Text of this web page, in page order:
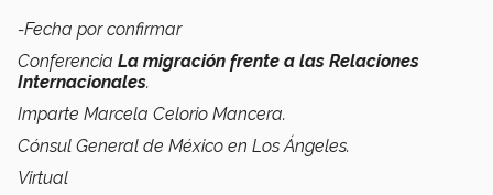
-Fecha por confirmar
Conferencia La migración frente a las Relaciones
Internacionales.
Imparte Marcela Celorio Mancera.
Cónsul General de México en Los Ángeles.
Virtual